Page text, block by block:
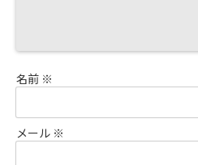
名前 ※
メール ※